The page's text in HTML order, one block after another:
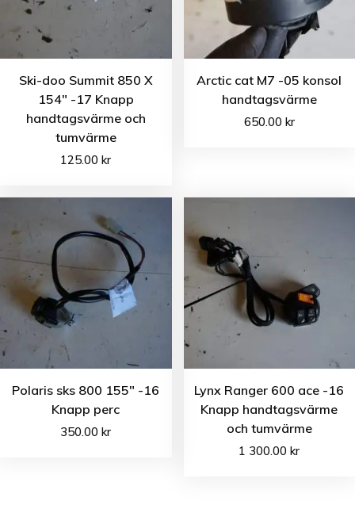
Ski-doo Summit 850 X
154″ -17 Knapp
handtagsvärme och
tumvärme
125.00kr
Arctic cat M7 -05 konsol
handtagsvärme
650.00 kr
Polaris sks 800 155″ -16
Knapp perc
350.00kr
Lynx Ranger 600 ace -16
Knapp handtagsvärme
och tumvärme
1 300.00kr